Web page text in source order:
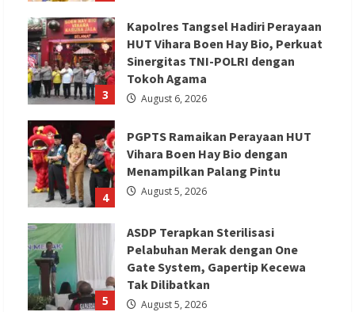
3
Kapolres Tangsel Hadiri Perayaan
HUT Vihara Boen Hay Bio, Perkuat
Sinergitas TNI-POLRI dengan
Tokoh Agama
August 6, 2026
4
PGPTS Ramaikan Perayaan HUT
Vihara Boen Hay Bio dengan
Menampilkan Palang Pintu
August 5, 2026
5
ASDP Terapkan Sterilisasi
Pelabuhan Merak dengan One
Gate System, Gapertip Kecewa
Tak Dilibatkan
August 5, 2026